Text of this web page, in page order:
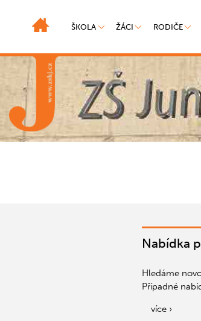
ŠKOLA ŽÁCI RODIČE
Nabídka
Hledáme
Případné
více ›